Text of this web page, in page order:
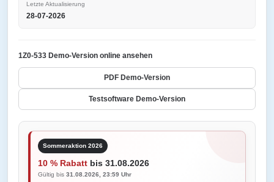
Letzte Aktualisierung
28-07-2026
1Z0-533 Demo-Version online ansehen
PDF Demo-Version
Testsoftware Demo-Version
Sommeraktion 2026
10 % Rabatt bis 31.08.2026
Gültig bis 31.08.2026, 23:59 Uhr